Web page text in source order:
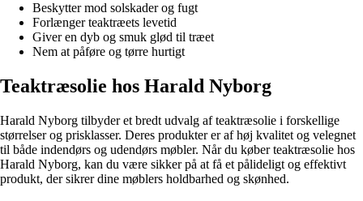
Beskytter mod solskader og fugt
Forlænger teaktræets levetid
Giver en dyb og smuk glød til træet
Nem at påføre og tørre hurtigt
Teaktræsolie hos Harald Nyborg
Harald Nyborg tilbyder et bredt udvalg af teaktræsolie i forskellige
størrelser og prisklasser. Deres produkter er af høj kvalitet og velegnet
til både indendørs og udendørs møbler. Når du køber teaktræsolie hos
Harald Nyborg, kan du være sikker på at få et pålideligt og effektivt
produkt, der sikrer dine møblers holdbarhed og skønhed.